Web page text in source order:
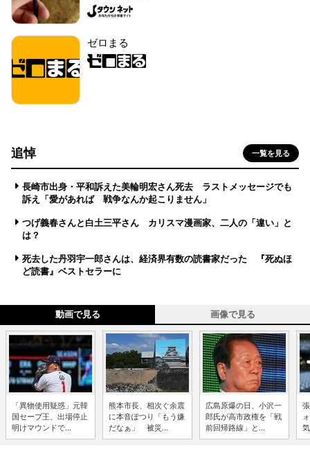
ゼロまる
追悼 一覧を見る
長崎市出身・平和訴えた美輪明宏さん死去 ラストメッセージでも
訴え「愛があれば 戦争なんか起こりません」
つげ義春さんと白土三平さん カリスマ漫画家、二人の「違い」と
は？
死去した丹羽宇一郎さんは、経済界有数の読書家だった 『死ぬほ
ど読書』ベストセラーに
動画で見る 画像で見る
「異物使用疑惑」元韓
国セーブ王、出場停止
明けマウンドで...
熊本市長、相次ぐ余震
に本音ぽつり「もう嫌
だなぁ」 被災...
広島原爆の日、小沢一
郎氏が高市政権を「戦
前回帰路線」と...